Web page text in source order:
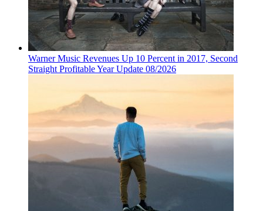
Warner Music Revenues Up 10 Percent in 2017, Second
Straight Profitable Year Update 08/2026